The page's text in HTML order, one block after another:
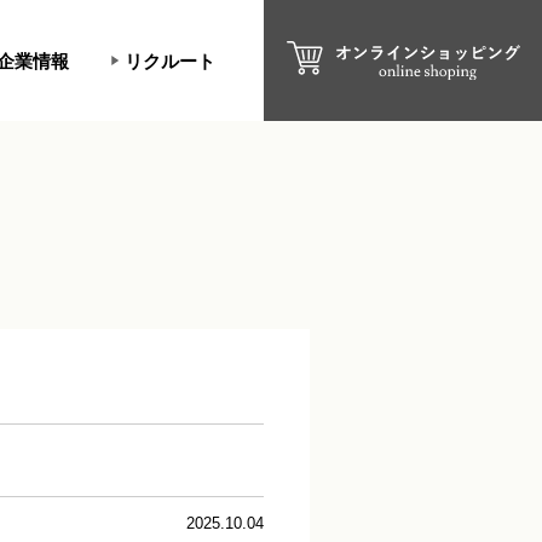
業情報 リクルート
2025.10.04